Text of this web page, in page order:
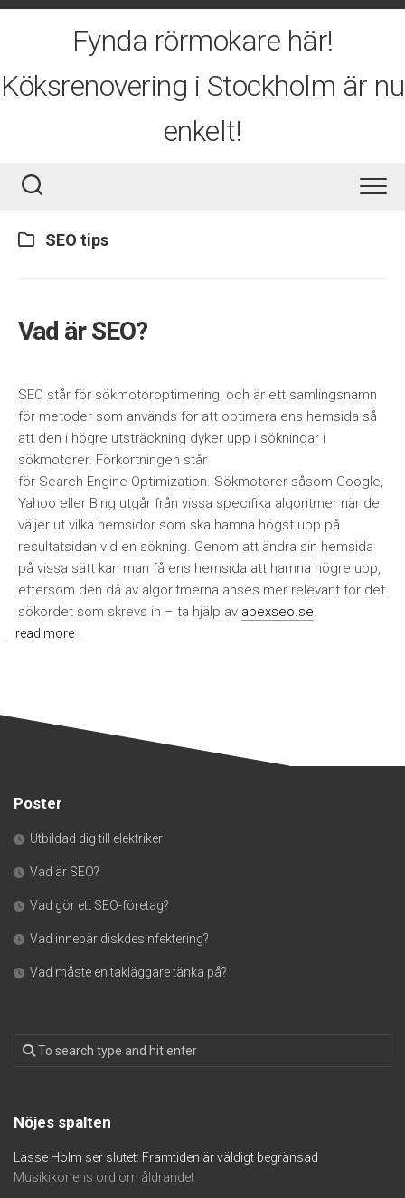
Skip
Fynda rörmokare här!
Köksrenovering i Stockholm är nu
enkelt!
SEO tips
Vad är SEO?
SEO står för sökmotoroptimering, och är ett samlingsnamn
för metoder som används för att optimera ens hemsida så
att den i högre utsträckning dyker upp i sökningar i
sökmotorer. Förkortningen står
för Search Engine Optimization. Sökmotorer såsom Google,
Yahoo eller Bing utgår från vissa specifika algoritmer när de
väljer ut vilka hemsidor som ska hamna högst upp på
resultatsidan vid en sökning. Genom att ändra sin hemsida
på vissa sätt kan man få ens hemsida att hamna högre upp,
eftersom den då av algoritmerna anses mer relevant för det
sökordet som skrevs in – ta hjälp av apexseo.se.
read more
Poster
Utbildad dig till elektriker
Vad är SEO?
Vad gör ett SEO-företag?
Vad innebär diskdesinfektering?
Vad måste en takläggare tänka på?
Nöjes spalten
Lasse Holm ser slutet: Framtiden är väldigt begränsad
Musikikonens ord om åldrandet